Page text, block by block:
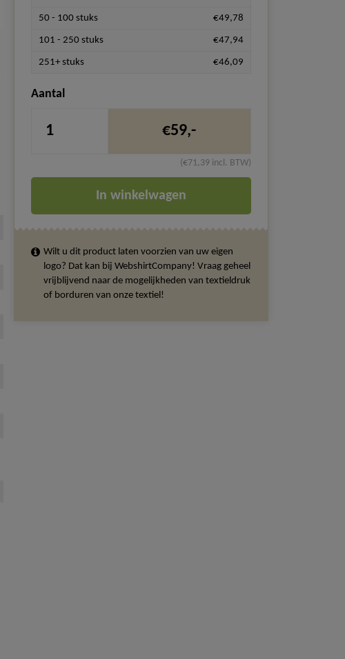
50 - 100 stuks €49,78
101 - 250 stuks €47,94
251+ stuks €46,09
Aantal
€59,-
(€71,39 incl. BTW)
In winkelwagen
Wilt u dit product laten voorzien van uw eigen
logo? Dat kan bij WebshirtCompany! Vraag geheel
vrijblijvend naar de mogelijkheden van textieldruk
of borduren van onze textiel!